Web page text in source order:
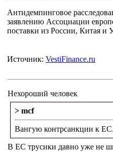
Антидемпинговое
заявлению Ассоциации
поставки из России, Китая и
Источник: VestiFinance.ru
Нехороший человек
> mcf
Вангую контрсанкции к ЕС.
В ЕС трусики давно уже не